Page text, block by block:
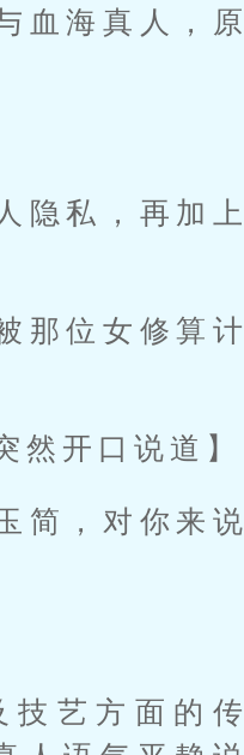
血海真人，原
隐私，再加上
那位女修算计
然开口说道】
简，对你来说
技艺方面的传